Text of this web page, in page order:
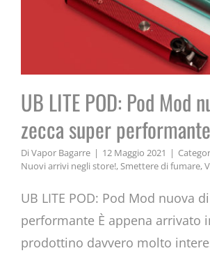
UB LITE POD: Pod Mod
zecca super performante
Di Vapor Bagarre | 12 Maggio 2021 |
Nuovi arrivi negli store!,Smettere di fumare,
UB LITE POD: Pod Mod nuova
performante È appena arrivato
prodottino davvero molto